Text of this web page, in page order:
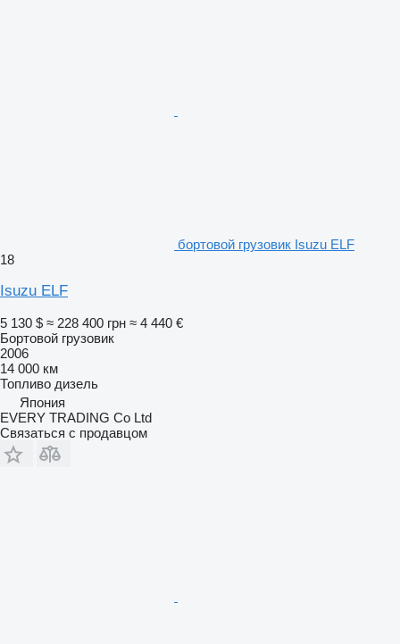
бортовой грузовик Isuzu ELF
18
Isuzu ELF
5 130 $ ≈ 228 400 грн ≈ 4 440 €
Бортовой грузовик
2006
14 000 км
Топливо дизель
Япония
EVERY TRADING Co Ltd
Связаться с продавцом